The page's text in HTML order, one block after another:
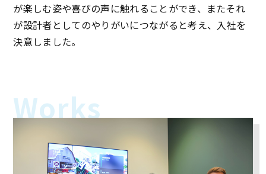
が楽しむ姿や喜びの声に触れることができ、またそれ
が設計者としてのやりがいにつながると考え、入社を
決意しました。